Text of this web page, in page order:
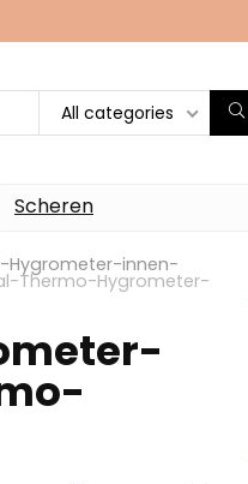
All categories
Scheren
Hygrometer-innen-
Thermo-Hygrometer-